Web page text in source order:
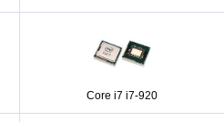
Core i7 i7-920